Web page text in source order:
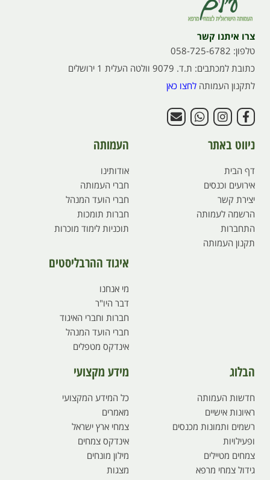
צרו איתנו קשר
טלפון: 058-725-6782
כתובת למכתבים: ת.ד. 9079 וולטה העלית 1 ירושלים
לתקנון העמותה לחצו כאן
ניווט באתר
דף הבית
אירועים וכנסים
יצירת קשר
הרשמה לעמותה
התחברות
תקנון העמותה
העמותה
אודותינו
חברי העמותה
חברי הועד המנהל
חברות תומכות
תוכניות לימוד מוכרות
איגוד ההרבליסטים
מי אנחנו
דבר היו"ר
חברות וחברי האיגוד
חברי הועד המנהל
אינדקס מטפלים
הבלוג
חדשות העמותה
ראיונות אישיים
רשמים ותמונות מכנסים
ופעילויות
צמחים מטיילים
גידול צמחי מרפא
מידע מקצועי
כל המידע המקצועי
מאמרים
צמחי ארץ ישראל
אינדקס צמחים
מילון מונחים
מצגות